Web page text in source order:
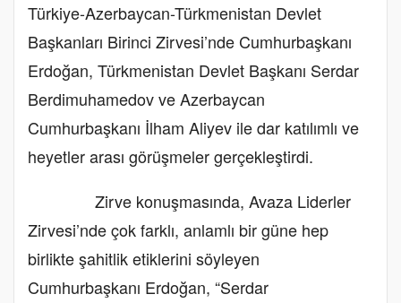
Türkiye-Azerbaycan-Türkmenistan Devlet
Başkanları Birinci Zirvesi’nde Cumhurbaşkanı
Erdoğan, Türkmenistan Devlet Başkanı Serdar
Berdimuhamedov ve Azerbaycan
Cumhurbaşkanı İlham Aliyev ile dar katılımlı ve
heyetler arası görüşmeler gerçekleştirdi.
Zirve konuşmasında, Avaza Liderler
Zirvesi’nde çok farklı, anlamlı bir güne hep
birlikte şahitlik etiklerini söyleyen
Cumhurbaşkanı Erdoğan, “Serdar